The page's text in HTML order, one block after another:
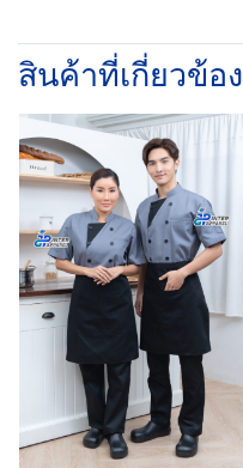
สินค้าที่เกี่ยวข้อง